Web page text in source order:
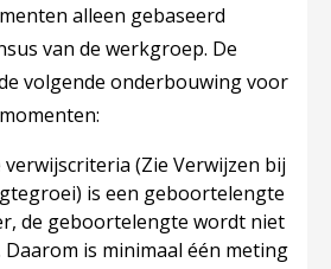
alleen gebaseerd
van de werkgroep. De
volgende onderbouwing voor
(Zie Verwijzen bij
is een geboortelengte
de geboortelengte wordt niet
is minimaal één meting